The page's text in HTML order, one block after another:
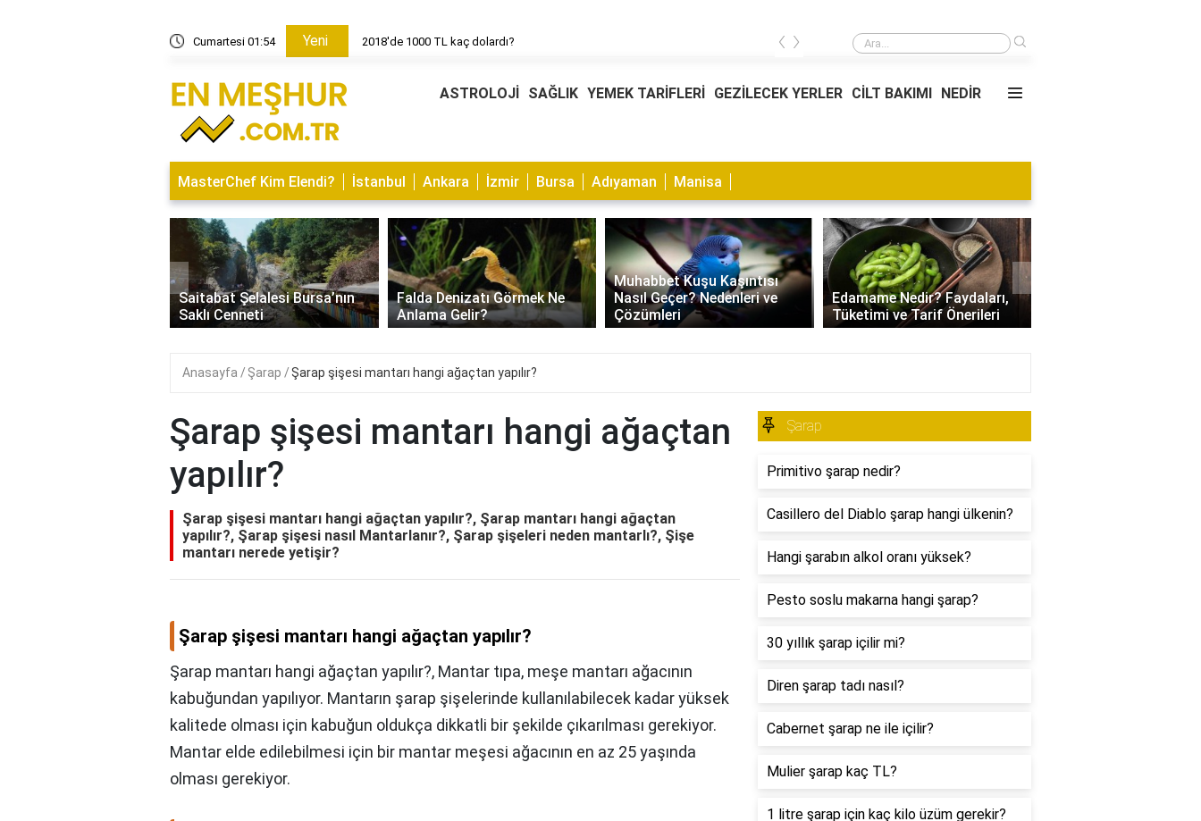
Cumartesi 01:54 Yeni 2018'de 1000 TL kaç dolardı? 2018'de 1000 TL kaç dolardı?
‹ ›
ASTROLOJİ SAĞLIK YEMEK TARİFLERİ GEZİLECEK YERLER CİLT BAKIMI NEDİR
MasterChef Kim Elendi? İstanbul Ankara İzmir Bursa Adıyaman Manisa
Saitabat Şelalesi Bursa’nın
Saklı Cenneti
Falda Denizatı Görmek Ne
Anlama Gelir?
Muhabbet Kuşu Kaşıntısı
Nasıl Geçer? Nedenleri ve
Çözümleri
Edamame Nedir? Faydaları,
Tüketimi ve Tarif Önerileri
‹ ›
Anasayfa Şarap Şarap şişesi mantarı hangi ağaçtan yapılır?
Şarap şişesi mantarı hangi ağaçtan
yapılır?
Şarap şişesi mantarı hangi ağaçtan yapılır?, Şarap mantarı hangi ağaçtan
yapılır?, Şarap şişesi nasıl Mantarlanır?, Şarap şişeleri neden mantarlı?, Şişe
mantarı nerede yetişir?
Şarap şişesi mantarı hangi ağaçtan yapılır?
Şarap mantarı hangi ağaçtan yapılır?, Mantar tıpa, meşe mantarı ağacının
kabuğundan yapılıyor. Mantarın şarap şişelerinde kullanılabilecek kadar yüksek
kalitede olması için kabuğun oldukça dikkatli bir şekilde çıkarılması gerekiyor.
Mantar elde edilebilmesi için bir mantar meşesi ağacının en az 25 yaşında
olması gerekiyor.
Şarap
Primitivo şarap nedir?
Casillero del Diablo şarap hangi ülkenin?
Hangi şarabın alkol oranı yüksek?
Pesto soslu makarna hangi şarap?
30 yıllık şarap içilir mi?
Diren şarap tadı nasıl?
Cabernet şarap ne ile içilir?
Mulier şarap kaç TL?
1 litre şarap için kaç kilo üzüm gerekir?